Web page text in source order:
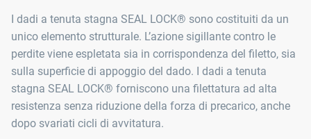
I dadi a tenuta stagna SEAL LOCK® sono costituiti da un
unico elemento strutturale. L’azione sigillante contro le
perdite viene espletata sia in corrispondenza del filetto, sia
sulla superficie di appoggio del dado. I dadi a tenuta
stagna SEAL LOCK® forniscono una filettatura ad alta
resistenza senza riduzione della forza di precarico, anche
dopo svariati cicli di avvitatura.